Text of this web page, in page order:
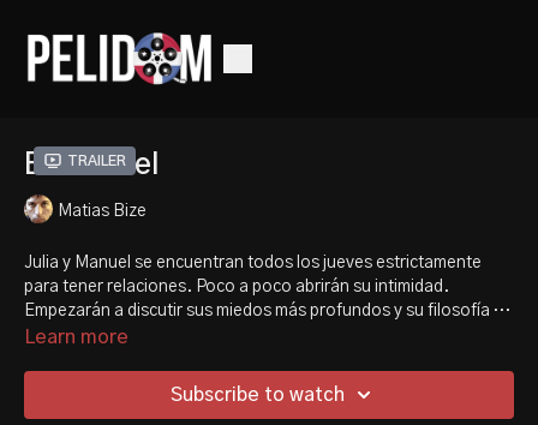
Trailer
En Tu Piel
Matias Bize
Julia y Manuel se encuentran todos los jueves estrictamente
para tener relaciones. Poco a poco abrirán su intimidad.
Empezarán a discutir sus miedos más profundos y su filosofía de
vida. Pronto terminarán por conocerse y saber sus
podrá cambiar el sentido de sus vidas para siempre.
Learn more
Subscribe to watch